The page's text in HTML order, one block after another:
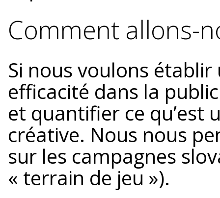
Comment allons-
Si nous voulons
efficacité dans la
et quantifier ce qu’est
créative. Nous nous
sur les campagnes
« terrain de jeu »).